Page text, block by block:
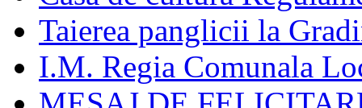
Taierea panglicii la
I.M. Regia Comunala